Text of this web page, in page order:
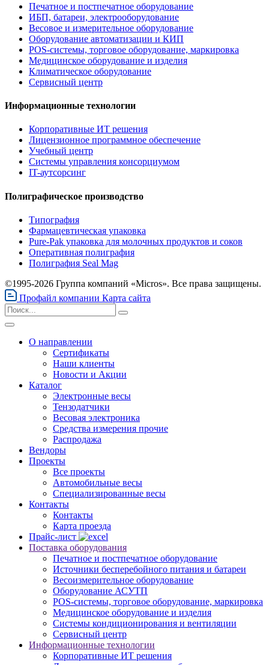
Печатное и постпечатное оборудование
ИБП, батареи, электрооборудование
Весовое и измерительное оборудование
Оборудование автоматизации и КИП
POS-системы, торговое оборудование, маркировка
Медицинское оборудование и изделия
Климатическое оборудование
Сервисный центр
Информационные технологии
Корпоративные ИТ решения
Лицензионное программное обеспечение
Учебный центр
Системы управления консорциумом
IT-аутсорсинг
Полиграфическое производство
Типография
Фармацевтическая упаковка
Pure-Pak упаковка для молочных продуктов и соков
Оперативная полиграфия
Полиграфия Seal Mag
©1995-2026 Группа компаний «Micros». Все права защищены.
Профайл компании Карта сайта
О направлении
Сертификаты
Наши клиенты
Новости и Акции
Каталог
Электронные весы
Тензодатчики
Весовая электроника
Средства измерения прочие
Распродажа
Вендоры
Проекты
Все проекты
Автомобильные весы
Специализированные весы
Контакты
Контакты
Карта проезда
Прайс-лист
Поставка оборудования
Печатное и постпечатное оборудование
Источники бесперебойного питания и батареи
Весоизмерительное оборудование
Оборудование АСУТП
POS-системы, торговое оборудование, маркировка
Медицинское оборудование и изделия
Системы кондиционирования и вентиляции
Сервисный центр
Информационные технологии
Корпоративные ИТ решения